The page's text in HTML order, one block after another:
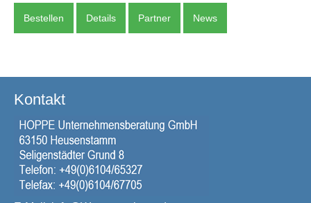
Bestellen Details Partner News
Kontakt